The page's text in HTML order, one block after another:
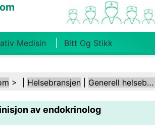
Medisin Bitt Og Stikk
Familiehelse
Psykisk Helse Folkehelse Og
> | Helsebransjen Generell helsebransje
av endokrinolog